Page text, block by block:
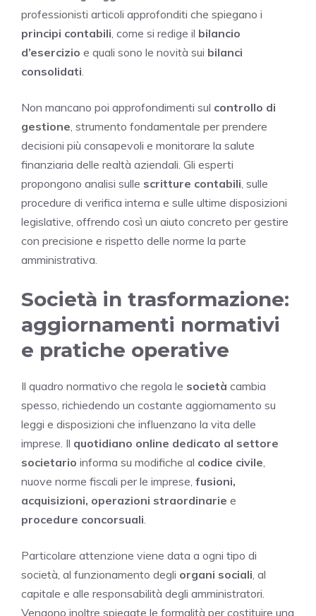
professionisti articoli approfonditi che spiegano i
principi contabili , come si redige il bilancio
d’esercizio e quali sono le novità sui bilanci
consolidati
Non mancano poi approfondimenti sul controllo di
gestione , strumento fondamentale per prendere
decisioni più consapevoli e monitorare la salute
finanziaria delle realtà aziendali. Gli esperti
propongono analisi sulle scritture contabili , sulle
procedure di verifica interna e sulle ultime disposizioni
legislative, offrendo così un aiuto concreto per gestire
con precisione e rispetto delle norme la parte
amministrativa.
Società in trasformazione:
aggiornamenti normativi
e pratiche operative
Il quadro normativo che regola le società cambia
spesso, richiedendo un costante aggiornamento su
leggi e disposizioni che influenzano la vita delle
imprese. Il quotidiano online dedicato al settore
societario informa su modifiche al codice civile
nuove norme fiscali per le imprese, fusioni,
acquisizioni, operazioni straordinarie e
procedure concorsuali
Particolare attenzione viene data a ogni tipo di
società, al funzionamento degli organi sociali , al
capitale e alle responsabilità degli amministratori.
Vengono inoltre spiegate le formalità per costituire una